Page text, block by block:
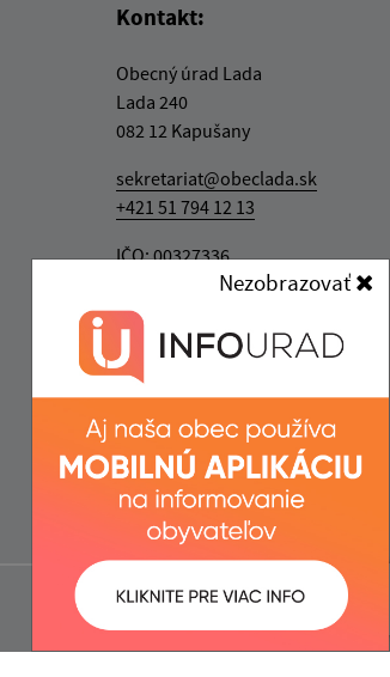
Nezobrazovať
Kontakt:
Obecný úrad Lada
Lada 240
082 12 Kapušany
sekretariat@obeclada.sk
+421 51 794 12 13
IČO: 00327336